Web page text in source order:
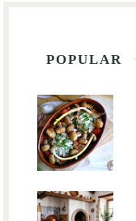
POPULAR